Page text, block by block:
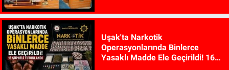
Uşak'ta Narkotik
Operasyonlarında Binlerce
Yasaklı Madde Ele Geçirildi! 16